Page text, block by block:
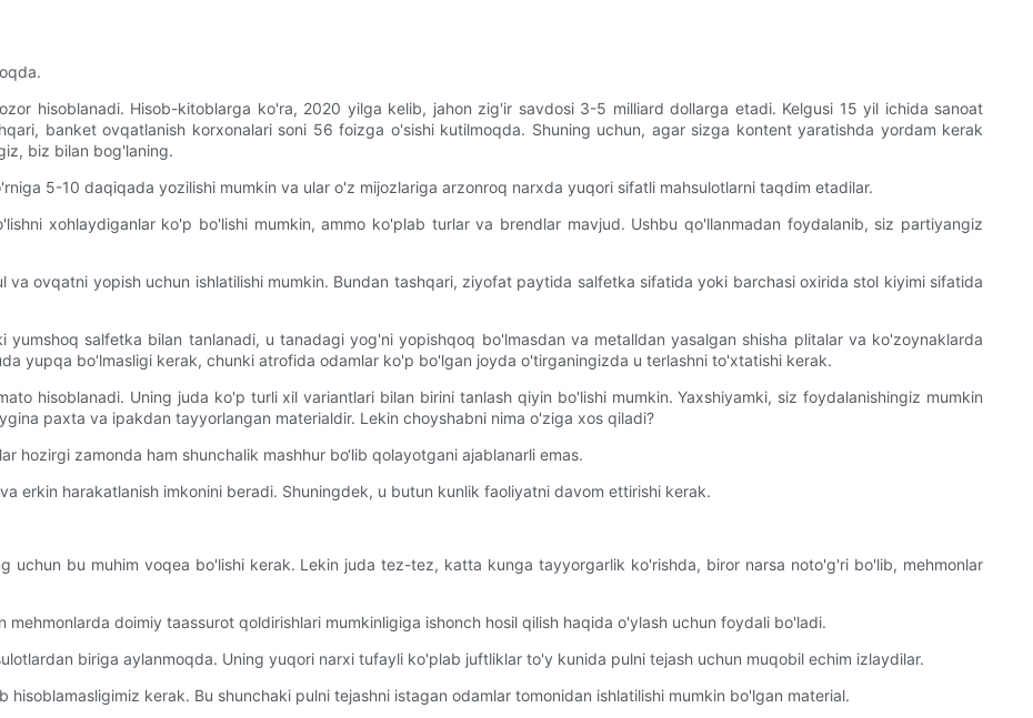
hisoblanadi. Hisob-kitoblarga ko'ra, 2020 yilga kelib, jahon zig'ir savdosi 3-5 milliard dollarga etadi. Kelgusi 15 yil ichida sanoat
banket ovqatlanish korxonalari soni 56 foizga o'sishi kutilmoqda. Shuning uchun, agar sizga kontent yaratishda yordam kerak
biz bilan bog'laning.
5-10 daqiqada yozilishi mumkin va ular o'z mijozlariga arzonroq narxda yuqori sifatli mahsulotlarni taqdim etadilar.
xohlaydiganlar ko'p bo'lishi mumkin, ammo ko'plab turlar va brendlar mavjud. Ushbu qo'llanmadan foydalanib, siz partiyangiz
ovqatni yopish uchun ishlatilishi mumkin. Bundan tashqari, ziyofat paytida salfetka sifatida yoki barchasi oxirida stol kiyimi sifatida
salfetka bilan tanlanadi, u tanadagi yog'ni yopishqoq bo'lmasdan va metalldan yasalgan shisha plitalar va ko'zoynaklarda
yupqa bo'lmasligi kerak, chunki atrofida odamlar ko'p bo'lgan joyda o'tirganingizda u terlashni to'xtatishi kerak.
hisoblanadi. Uning juda ko'p turli xil variantlari bilan birini tanlash qiyin bo'lishi mumkin. Yaxshiyamki, siz foydalanishingiz mumkin
paxta va ipakdan tayyorlangan materialdir. Lekin choyshabni nima o'ziga xos qiladi?
hozirgi zamonda ham shunchalik mashhur bo‘lib qolayotgani ajablanarli emas.
erkin harakatlanish imkonini beradi. Shuningdek, u butun kunlik faoliyatni davom ettirishi kerak.
uchun bu muhim voqea bo'lishi kerak. Lekin juda tez-tez, katta kunga tayyorgarlik ko'rishda, biror narsa noto'g'ri bo'lib, mehmonlar
doimiy taassurot qoldirishlari mumkinligiga ishonch hosil qilish haqida o'ylash uchun foydali bo'ladi.
biriga aylanmoqda. Uning yuqori narxi tufayli ko'plab juftliklar to'y kunida pulni tejash uchun muqobil echim izlaydilar.
kerak. Bu shunchaki pulni tejashni istagan odamlar tomonidan ishlatilishi mumkin bo'lgan material.